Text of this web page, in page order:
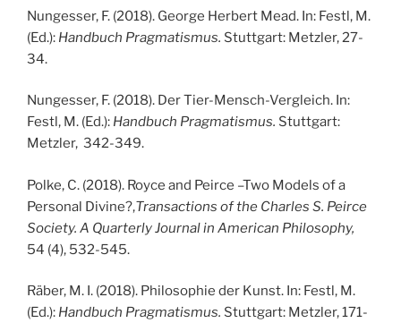
Nungesser, F. (2018). George Herbert Mead. In: Festl, M.
(Ed.): Handbuch Pragmatismus. Stuttgart: Metzler, 27-
34.
Nungesser, F. (2018). Der Tier-Mensch-Vergleich. In:
Festl, M. (Ed.): Handbuch Pragmatismus. Stuttgart:
Metzler, 342-349.
Polke, C. (2018). Royce and Peirce –Two Models of a
Personal Divine?,Transactions of the Charles S. Peirce
Society. A Quarterly Journal in American Philosophy,
54 (4), 532-545.
Räber, M. I. (2018). Philosophie der Kunst. In: Festl, M.
(Ed.): Handbuch Pragmatismus. Stuttgart: Metzler, 171-